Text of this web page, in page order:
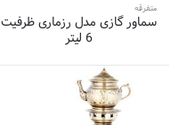
متفرقه
سماور گازی مدل رزماری ظرفیت
6 لیتر